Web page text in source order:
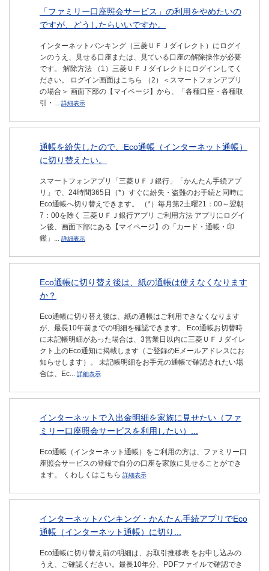
「ファミリー口座照会サービス」の利用をやめたいの
ですが、どうしたらいいですか。
インターネットバンキング（三菱ＵＦＪダイレクト）にログイ
ンのうえ、見せる口座または、見ている口座の解除操作が必要
です。 解除方法 （1）三菱ＵＦＪダイレクトにログインしてく
ださい。 ログイン画面はこちら （2）＜スマートフォンアプリ
の場合＞ 画面下部の【マイページ】から、「各種口座・各種取
引・... 詳細表示
通帳を紛失したので、Eco通帳（インターネット通帳）
に切り替えたい。
スマートフォンアプリ「三菱ＵＦＪ銀行」「かんたん手続アプ
リ」で、24時間365日（*）すぐに紛失・盗難のお手続と同時に
Eco通帳へ切り替えできます。 （*）毎月第2土曜21：00～翌朝
7：00を除く 三菱ＵＦＪ銀行アプリ ご利用方法 アプリにログイ
ン後、画面下部にある【マイページ】の「カード・通帳・印
鑑」... 詳細表示
Eco通帳に切り替え後は、紙の通帳は使えなくなります
か？
Eco通帳に切り替え後は、紙の通帳はご利用できなくなります
が、最長10年前までの明細を確認できます。 Eco通帳お切替時
に未記帳明細があった場合は、3営業日以内に三菱ＵＦＪダイレ
クト上のEco通知に掲載します（ご登録のEメールアドレスにお
知らせします）。 未記帳明細をお手元の通帳で確認されたい場
合は、Ec... 詳細表示
インターネットで入出金明細を家族に見せたい（ファ
ミリー口座照会サービスを利用したい）...
Eco通帳（インターネット通帳）をご利用の方は、ファミリー口
座照会サービスの登録で自分の口座を家族に見せることができ
ます。 くわしくはこちら 詳細表示
インターネットバンキング・かんたん手続アプリでEco
通帳（インターネット通帳）に切り...
Eco通帳に切り替え前の明細は、お取引推移表 をお申し込みの
うえ、ご確認ください。最長10年分、PDFファイルで確認でき